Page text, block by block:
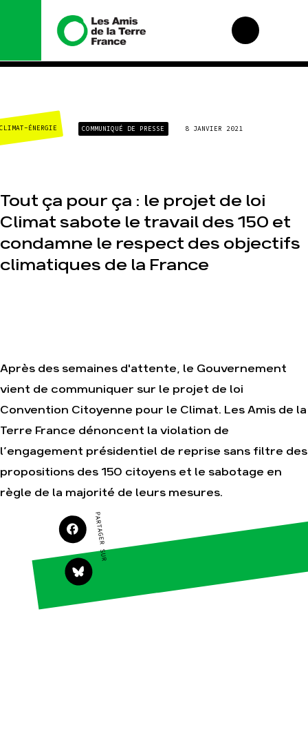
Nous connaître
Histoire
Valeurs
Équipes et
fonctionnement
Le réseau dans le
monde
campagnes
Mode : une
tendance
destructrice
Gaz au
Mozambique, la
violence TOTAL(e)
Agir
Faire un don
S'engager sur le
Soutenir les
campagnes
Transmettre tout
ou partie de son
Télécharger
gratuitement les
guides éco-
citoyens
Nos
thématiques
Multinationales
CLIMAT-ÉNERGIE COMMUNIQUÉ DE PRESSE 8 JANVIER 2021
Tout ça pour ça : le projet de loi
Climat sabote le travail des 150 et
condamne le respect des objectifs
climatiques de la France
Après des semaines d'attente, le Gouvernement
vient de communiquer sur le projet de loi
Convention Citoyenne pour le Climat. Les Amis de la
Terre France dénoncent la violation de
l’engagement présidentiel de reprise sans filtre des
propositions des 150 citoyens et le sabotage en
règle de la majorité de leurs mesures.
PARTAGER SUR